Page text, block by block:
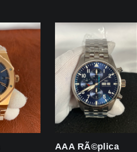
AAA RÃ©plica